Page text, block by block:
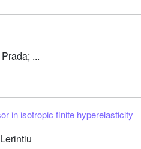
...
in isotropic finite hyperelasticity